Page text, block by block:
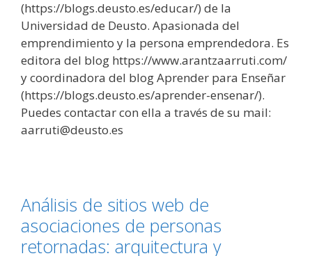
(https://blogs.deusto.es/educar/) de la
Universidad de Deusto. Apasionada del
emprendimiento y la persona emprendedora. Es
editora del blog https://www.arantzaarruti.com/
y coordinadora del blog Aprender para Enseñar
(https://blogs.deusto.es/aprender-ensenar/).
Puedes contactar con ella a través de su mail:
aarruti@deusto.es
Análisis de sitios web de
asociaciones de personas
retornadas: arquitectura y